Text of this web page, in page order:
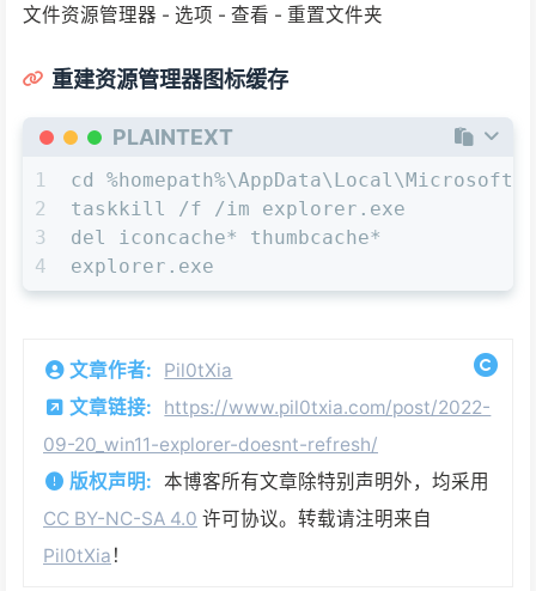
文件资源管理器 - 选项 - 查看 - 重置文件夹
重建资源管理器图标缓存
PLAINTEXT
1
2
3
4
cd
taskkill /f /im explorer.exe
del iconcache* thumbcache*
explorer.exe
文章作者:
Pil0tXia
文章链接:
https://www.pil0txia.com/post/2022-
09-20_win11-explorer-doesnt-refresh/
版权声明: 本博客所有文章除特别声明外，均采用
CC BY-NC-SA 4.0 许可协议。转载请注明来自
Pil0tXia ！